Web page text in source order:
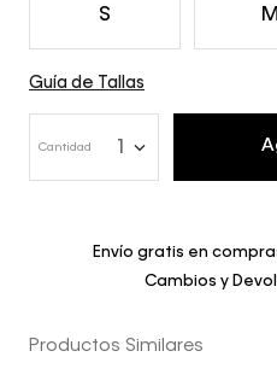
S M
Guía de Tallas
Cantidad
Envío gratis en
Cambios y
Productos Similares